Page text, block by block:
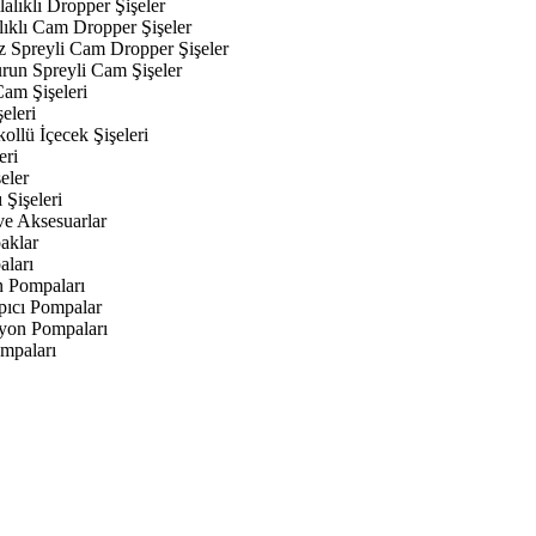
Dropper Şişeler
Cam Dropper Şişeler
Spreyli Cam Dropper Şişeler
Spreyli Cam Şişeler
Şişeleri
İçecek Şişeleri
Şişeleri
Aksesuarlar
Pompaları
Pompalar
Pompaları